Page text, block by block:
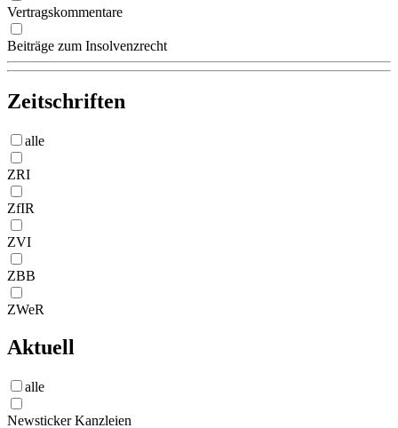
Vertragskommentare
Beiträge zum Insolvenzrecht
Zeitschriften
alle
ZRI
ZfIR
ZVI
ZBB
ZWeR
Aktuell
alle
Newsticker Kanzleien